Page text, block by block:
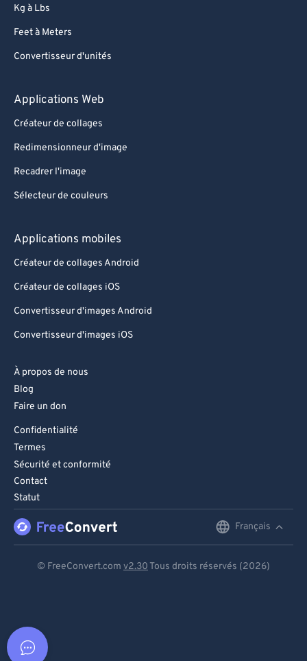
Kg à Lbs
Feet à Meters
Convertisseur d'unités
Applications Web
Créateur de collages
Redimensionneur d'image
Recadrer l'image
Sélecteur de couleurs
Applications mobiles
Créateur de collages Android
Créateur de collages iOS
Convertisseur d'images Android
Convertisseur d'images iOS
À propos de nous
Blog
Faire un don
Confidentialité
Termes
Sécurité et conformité
Contact
Statut
Français
© FreeConvert.com v2.30 Tous droits réservés (2026)